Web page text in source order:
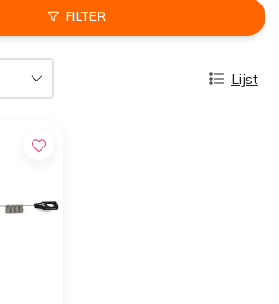
FILTER
Lijst